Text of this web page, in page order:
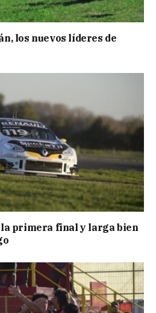
los nuevos líderes de
primera final y larga bien